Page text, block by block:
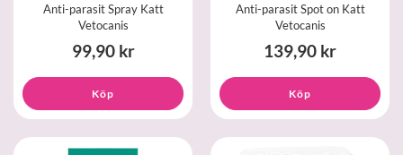
Anti-parasit Spray Katt
Vetocanis
99,90 kr
Köp
Anti-parasit Spot on Katt
Vetocanis
139,90 kr
Köp